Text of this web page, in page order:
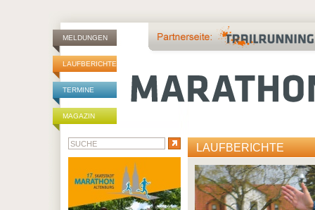
MELDUNGEN
LAUFBERICHTE
TERMINE
MAGAZIN
LAUFBERICHTE